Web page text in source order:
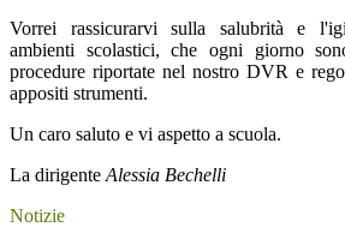
Vorrei rassicurarvi sulla salubrità e
ambienti scolastici, che ogni giorno
procedure riportate nel nostro DVR e
appositi strumenti.
Un caro saluto e vi aspetto a scuola.
La dirigente Alessia Bechelli
Notizie